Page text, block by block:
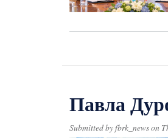
Павла
Submitted byfbrk_newson